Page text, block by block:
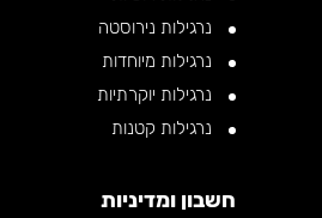
נרגילות נירוסטה
נרגילות מיוחדות
נרגילות יוקרתיות
נרגילות קטנות
חשבון ומדיניות